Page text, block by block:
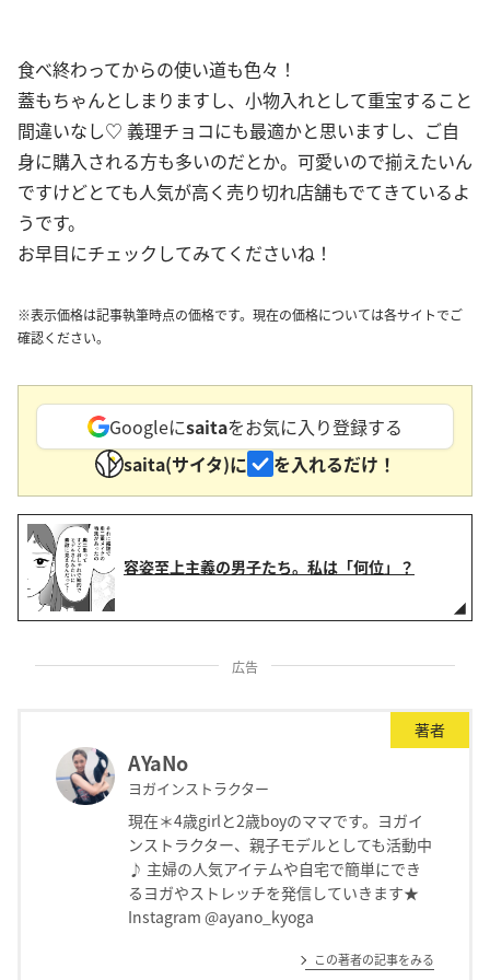
食べ終わってからの使い道も色々！
蓋もちゃんとしまりますし、小物入れとして重宝すること
間違いなし♡ 義理チョコにも最適かと思いますし、ご自
身に購入される方も多いのだとか。可愛いので揃えたいん
ですけどとても人気が高く売り切れ店舗もでてきているよ
うです。
お早目にチェックしてみてくださいね！
※表示価格は記事執筆時点の価格です。現在の価格については各サイトでご
確認ください。
Googleにsaitaをお気に入り登録する
saita(サイタ)に
を入れるだけ！
容姿至上主義の男子たち。私は「何位」？
広告
著者
AYaNo
ヨガインストラクター
現在＊4歳girlと2歳boyのママです。ヨガイ
ンストラクター、親子モデルとしても活動中
♪ 主婦の人気アイテムや自宅で簡単にでき
るヨガやストレッチを発信していきます★
Instagram @ayano_kyoga
この著者の記事をみる